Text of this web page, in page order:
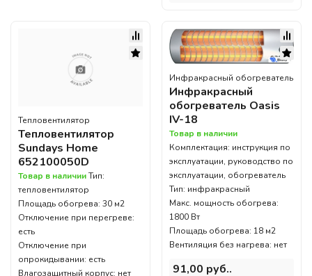
Тепловентилятор
Тепловентилятор
Sundays Home
652100050D
Товар в наличииТип:
тепловентилятор
Площадь обогрева: 30 м2
Отключение при перегреве:
есть
Отключение при
опрокидывании: есть
Влагозащитный корпус: нет
Инфракрасный обогреватель
Инфракрасный
обогреватель Oasis
IV-18
Товар в наличии
Комплектация: инструкция по
эксплуатации, руководство по
эксплуатации, обогреватель
Тип: инфракрасный
Макс. мощность обогрева:
1800 Вт
Площадь обогрева: 18 м2
Вентиляция без нагрева: нет
91,00 руб..